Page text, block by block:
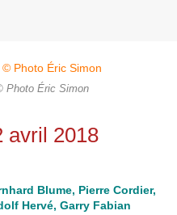
Photo Éric Simon
avril 2018
Blume, Pierre Cordier,
Hervé, Garry Fabian